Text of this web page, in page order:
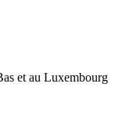
et au Luxembourg